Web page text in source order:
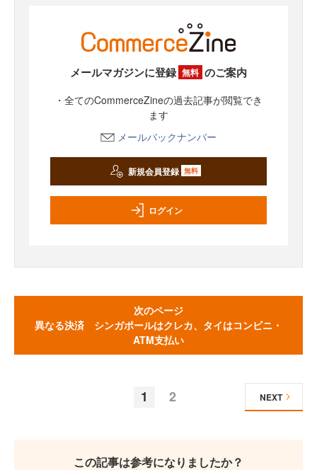
メールマガジンに登録 無料 のご案内
・全てのCommerceZineの過去記事が閲覧でき
ます
メールバックナンバー
新規会員登録 無料
ログイン
次のページ
異なる決済 シンガポールはクレカ、タイはコンビニ・
ATM支払い
1 2 NEXT
この記事は参考になりましたか？